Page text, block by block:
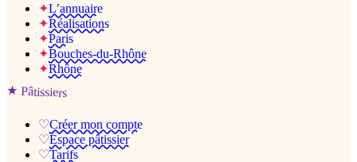
✦L’annuaire
✦Réalisations
✦Paris
✦Bouches-du-Rhône
✦Rhône
★ Pâtissiers
♡Créer mon compte
♡Espace pâtissier
♡Tarifs